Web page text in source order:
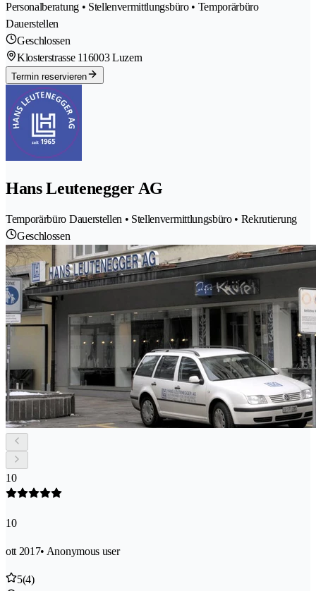
Personalberatung • Stellenvermittlungsbüro • Temporärbüro
Dauerstellen
Geschlossen
Klosterstrasse 116003 Luzern
Termin reservieren
Hans Leutenegger AG
Temporärbüro Dauerstellen • Stellenvermittlungsbüro • Rekrutierung
Geschlossen
10
10
ott 2017• Anonymous user
5(4)